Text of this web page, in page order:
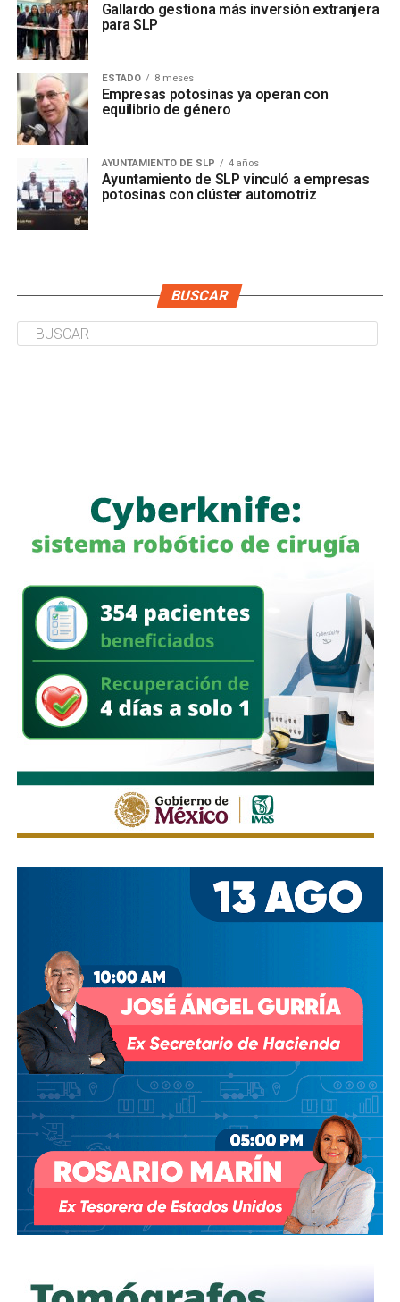
Gallardo gestiona más inversión extranjera
para SLP
ESTADO 8 meses
Empresas potosinas ya operan con
equilibrio de género
AYUNTAMIENTO DE SLP 4 años
Ayuntamiento de SLP vinculó a empresas
potosinas con clúster automotriz
BUSCAR